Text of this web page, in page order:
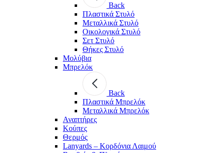
Back
Πλαστικά Στυλό
Μεταλλικά Στυλό
Οικολογικά Στυλό
Σετ Στυλό
Θήκες Στυλό
Μολύβια
Μπρελόκ
Back
Πλαστικά Μπρελόκ
Μεταλλικά Μπρελόκ
Αναπτήρες
Κούπες
Θερμός
Lanyards – Kορδόνια Λαιμού